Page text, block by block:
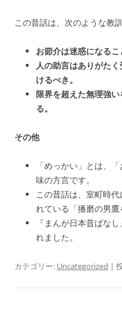
この昔話は、次のような教
お節介は迷惑になるこ
人の助言はありがた
けるべき。
限界を超えた無理強
る。
その他
「めっかい」とは、
味の方言です。
この昔話は、室町時
れている「播磨の男鷹
『まんが日本昔ばな
れました。
カテゴリー: Uncategorized |